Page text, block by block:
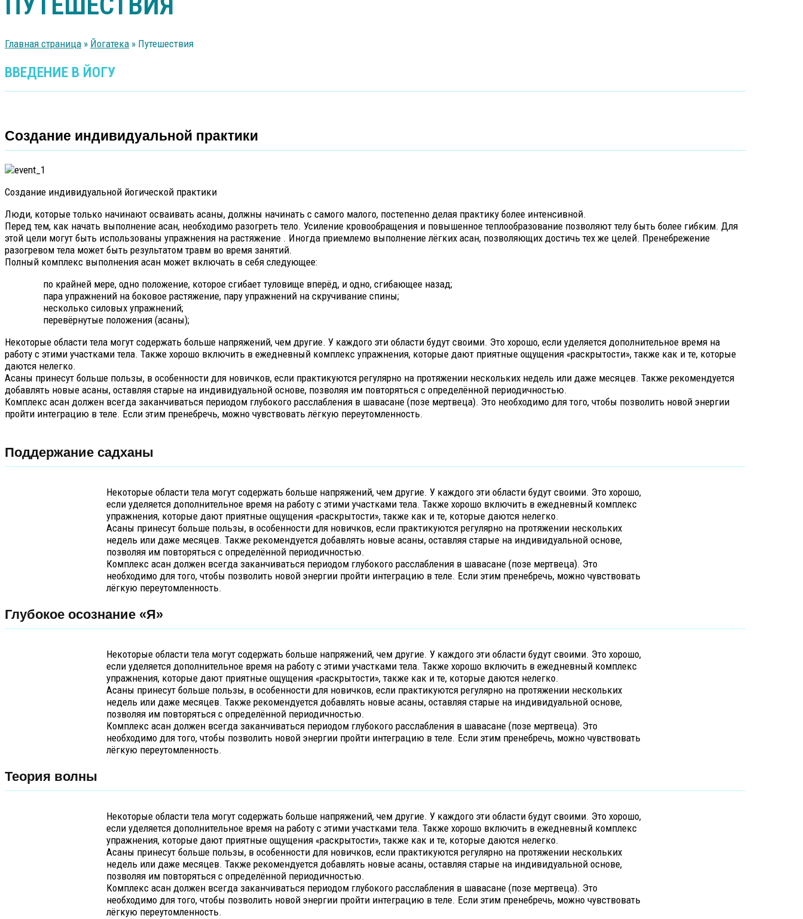
Главная страница » Йогатека » Путешествия
ВВЕДЕНИЕ В ЙОГУ
Создание индивидуальной практики
Создание индивидуальной йогической практики
Люди, которые только начинают осваивать асаны, должны начинать с самого малого, постепенно делая практику более интенсивной.
Перед тем, как начать выполнение асан, необходимо разогреть тело. Усиление кровообращения и повышенное теплообразование позволяют телу быть более гибким. Для
этой цели могут быть использованы упражнения на растяжение . Иногда приемлемо выполнение лёгких асан, позволяющих достичь тех же целей. Пренебрежение
разогревом тела может быть результатом травм во время занятий.
Полный комплекс выполнения асан может включать в себя следующее:
по крайней мере, одно положение, которое сгибает туловище вперёд, и одно, сгибающее назад;
пара упражнений на боковое растяжение, пару упражнений на скручивание спины;
несколько силовых упражнений;
перевёрнутые положения (асаны);
Некоторые области тела могут содержать больше напряжений, чем другие. У каждого эти области будут своими. Это хорошо, если уделяется дополнительное время на
работу с этими участками тела. Также хорошо включить в ежедневный комплекс упражнения, которые дают приятные ощущения «раскрытости», также как и те, которые
даются нелегко.
Асаны принесут больше пользы, в особенности для новичков, если практикуются регулярно на протяжении нескольких недель или даже месяцев. Также рекомендуется
добавлять новые асаны, оставляя старые на индивидуальной основе, позволяя им повторяться с определённой периодичностью.
Комплекс асан должен всегда заканчиваться периодом глубокого расслабления в шавасане (позе мертвеца). Это необходимо для того, чтобы позволить новой энергии
пройти интеграцию в теле. Если этим пренебречь, можно чувствовать лёгкую переутомленность.
Поддержание садханы
Некоторые области тела могут содержать больше напряжений, чем другие. У каждого эти области будут своими. Это хорошо,
если уделяется дополнительное время на работу с этими участками тела. Также хорошо включить в ежедневный комплекс
упражнения, которые дают приятные ощущения «раскрытости», также как и те, которые даются нелегко.
Асаны принесут больше пользы, в особенности для новичков, если практикуются регулярно на протяжении нескольких
недель или даже месяцев. Также рекомендуется добавлять новые асаны, оставляя старые на индивидуальной основе,
позволяя им повторяться с определённой периодичностью.
Комплекс асан должен всегда заканчиваться периодом глубокого расслабления в шавасане (позе мертвеца). Это
необходимо для того, чтобы позволить новой энергии пройти интеграцию в теле. Если этим пренебречь, можно чувствовать
лёгкую переутомленность.
Глубокое осознание «Я»
Некоторые области тела могут содержать больше напряжений, чем другие. У каждого эти области будут своими. Это хорошо,
если уделяется дополнительное время на работу с этими участками тела. Также хорошо включить в ежедневный комплекс
упражнения, которые дают приятные ощущения «раскрытости», также как и те, которые даются нелегко.
Асаны принесут больше пользы, в особенности для новичков, если практикуются регулярно на протяжении нескольких
недель или даже месяцев. Также рекомендуется добавлять новые асаны, оставляя старые на индивидуальной основе,
позволяя им повторяться с определённой периодичностью.
Комплекс асан должен всегда заканчиваться периодом глубокого расслабления в шавасане (позе мертвеца). Это
необходимо для того, чтобы позволить новой энергии пройти интеграцию в теле. Если этим пренебречь, можно чувствовать
лёгкую переутомленность.
Теория волны
Некоторые области тела могут содержать больше напряжений, чем другие. У каждого эти области будут своими. Это хорошо,
если уделяется дополнительное время на работу с этими участками тела. Также хорошо включить в ежедневный комплекс
упражнения, которые дают приятные ощущения «раскрытости», также как и те, которые даются нелегко.
Асаны принесут больше пользы, в особенности для новичков, если практикуются регулярно на протяжении нескольких
недель или даже месяцев. Также рекомендуется добавлять новые асаны, оставляя старые на индивидуальной основе,
позволяя им повторяться с определённой периодичностью.
Комплекс асан должен всегда заканчиваться периодом глубокого расслабления в шавасане (позе мертвеца). Это
необходимо для того, чтобы позволить новой энергии пройти интеграцию в теле. Если этим пренебречь, можно чувствовать
лёгкую переутомленность.